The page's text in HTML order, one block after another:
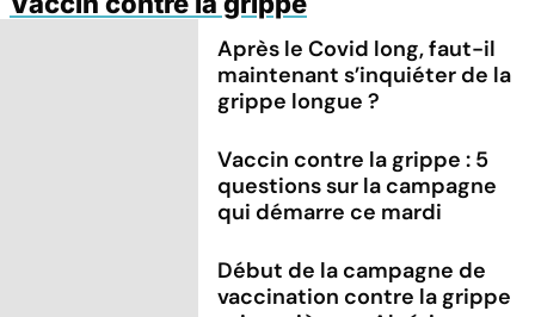
Après le Covid long, faut-il
maintenant s’inquiéter de la
grippe longue ?
Vaccin contre la grippe : 5
questions sur la campagne
qui démarre ce mardi
Début de la campagne de
vaccination contre la grippe